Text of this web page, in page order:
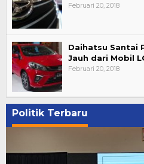
Februari 20, 2018
Daihatsu Santai
Jauh dari Mobil
Februari 20, 2018
Politik Terbaru